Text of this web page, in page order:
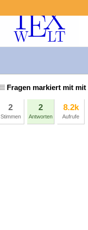
Fragen markiert mit
2
Stimmen
2
Antworten
8.2k
Aufrufe